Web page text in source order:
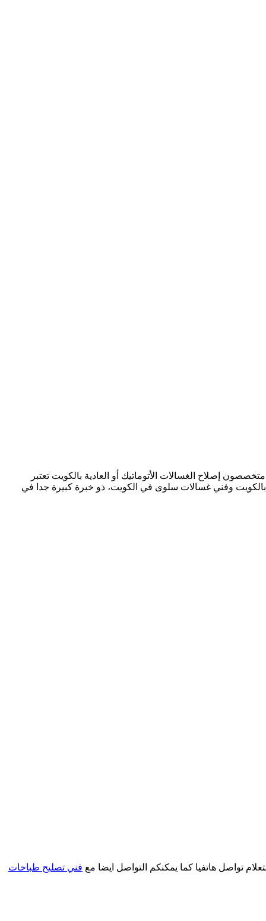
إصلاح الغسالات الأتوماتيك أو العادية بالكويت تعتبر
بالكويت وفني غسالات سلوى في الكويت، ذو خبرة كبيرة جدا في
تواصل هاتفيا كما يمكنكم التواصل ايضا مع فني تصليح طباخات